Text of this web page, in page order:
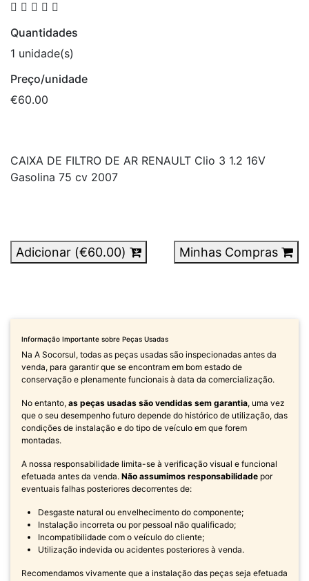
Quantidades
1 unidade(s)
Preço/unidade
€60.00
CAIXA DE FILTRO DE AR RENAULT Clio 3 1.2 16V
Gasolina 75 cv 2007
Adicionar (€60.00) Minhas Compras
Informação Importante sobre Peças Usadas
Na A Socorsul, todas as peças usadas são inspecionadas antes da
venda, para garantir que se encontram em bom estado de
conservação e plenamente funcionais à data da comercialização.
No entanto, as peças usadas são vendidas sem garantia, uma vez
que o seu desempenho futuro depende do histórico de utilização, das
condições de instalação e do tipo de veículo em que forem
montadas.
A nossa responsabilidade limita-se à verificação visual e funcional
efetuada antes da venda. Não assumimos responsabilidade por
eventuais falhas posteriores decorrentes de:
Desgaste natural ou envelhecimento do componente;
Instalação incorreta ou por pessoal não qualificado;
Incompatibilidade com o veículo do cliente;
Utilização indevida ou acidentes posteriores à venda.
Recomendamos vivamente que a instalação das peças seja efetuada